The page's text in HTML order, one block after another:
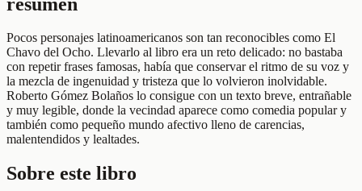
Pocos personajes latinoamericanos son tan reconocibles como El
Chavo del Ocho. Llevarlo al libro era un reto delicado: no bastaba
con repetir frases famosas, había que conservar el ritmo de su voz y
la mezcla de ingenuidad y tristeza que lo volvieron inolvidable.
Roberto Gómez Bolaños lo consigue con un texto breve, entrañable
y muy legible, donde la vecindad aparece como comedia popular y
también como pequeño mundo afectivo lleno de carencias,
malentendidos y lealtades.
Sobre este libro